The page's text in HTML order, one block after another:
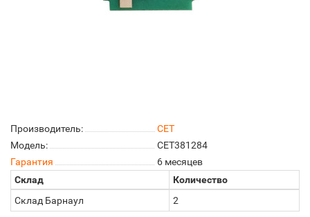
Производитель:
CET
Модель:
CET381284
Гарантия
6 месяцев
Склад
Количество
Склад Барнаул
2